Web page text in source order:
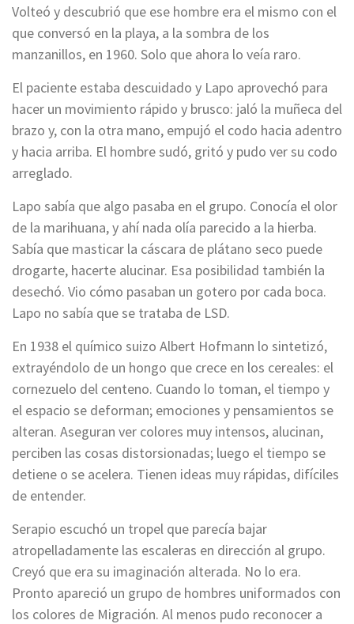
Volteó y descubrió que ese hombre era el mismo con el
que conversó en la playa, a la sombra de los
manzanillos, en 1960. Solo que ahora lo veía raro.
El paciente estaba descuidado y Lapo aprovechó para
hacer un movimiento rápido y brusco: jaló la muñeca del
brazo y, con la otra mano, empujó el codo hacia adentro
y hacia arriba. El hombre sudó, gritó y pudo ver su codo
arreglado.
Lapo sabía que algo pasaba en el grupo. Conocía el olor
de la marihuana, y ahí nada olía parecido a la hierba.
Sabía que masticar la cáscara de plátano seco puede
drogarte, hacerte alucinar. Esa posibilidad también la
desechó. Vio cómo pasaban un gotero por cada boca.
Lapo no sabía que se trataba de LSD.
En 1938 el químico suizo Albert Hofmann lo sintetizó,
extrayéndolo de un hongo que crece en los cereales: el
cornezuelo del centeno. Cuando lo toman, el tiempo y
el espacio se deforman; emociones y pensamientos se
alteran. Aseguran ver colores muy intensos, alucinan,
perciben las cosas distorsionadas; luego el tiempo se
detiene o se acelera. Tienen ideas muy rápidas, difíciles
de entender.
Serapio escuchó un tropel que parecía bajar
atropelladamente las escaleras en dirección al grupo.
Creyó que era su imaginación alterada. No lo era.
Pronto apareció un grupo de hombres uniformados con
los colores de Migración. Al menos pudo reconocer a